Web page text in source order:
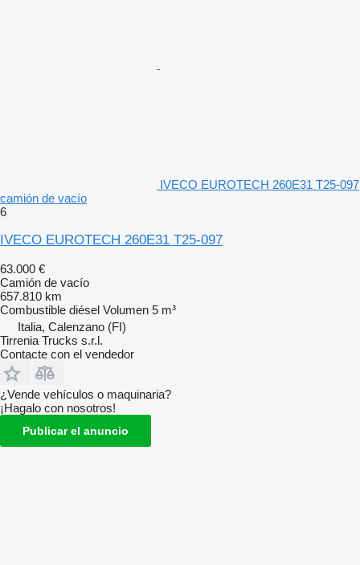
IVECO EUROTECH 260E31 T25-097
camión de vacío
6
IVECO EUROTECH 260E31 T25-097
63.000 €
Camión de vacío
657.810 km
Combustible diésel Volumen 5 m³
Italia, Calenzano (FI)
Tirrenia Trucks s.r.l.
Contacte con el vendedor
¿Vende vehículos o maquinaria?
¡Hagalo con nosotros!
Publicar el anuncio